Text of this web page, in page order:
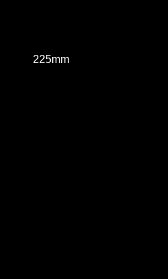
225mm